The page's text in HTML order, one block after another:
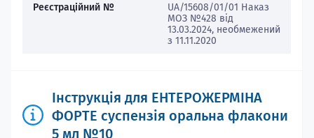
Реєстраційний №
UA/15608/01/01 Наказ
МОЗ №428 від
13.03.2024, необмежений
з 11.11.2020
Інструкція для ЕНТЕРОЖЕРМІНА
ФОРТЕ суспензія оральна флакони
5 мл №10